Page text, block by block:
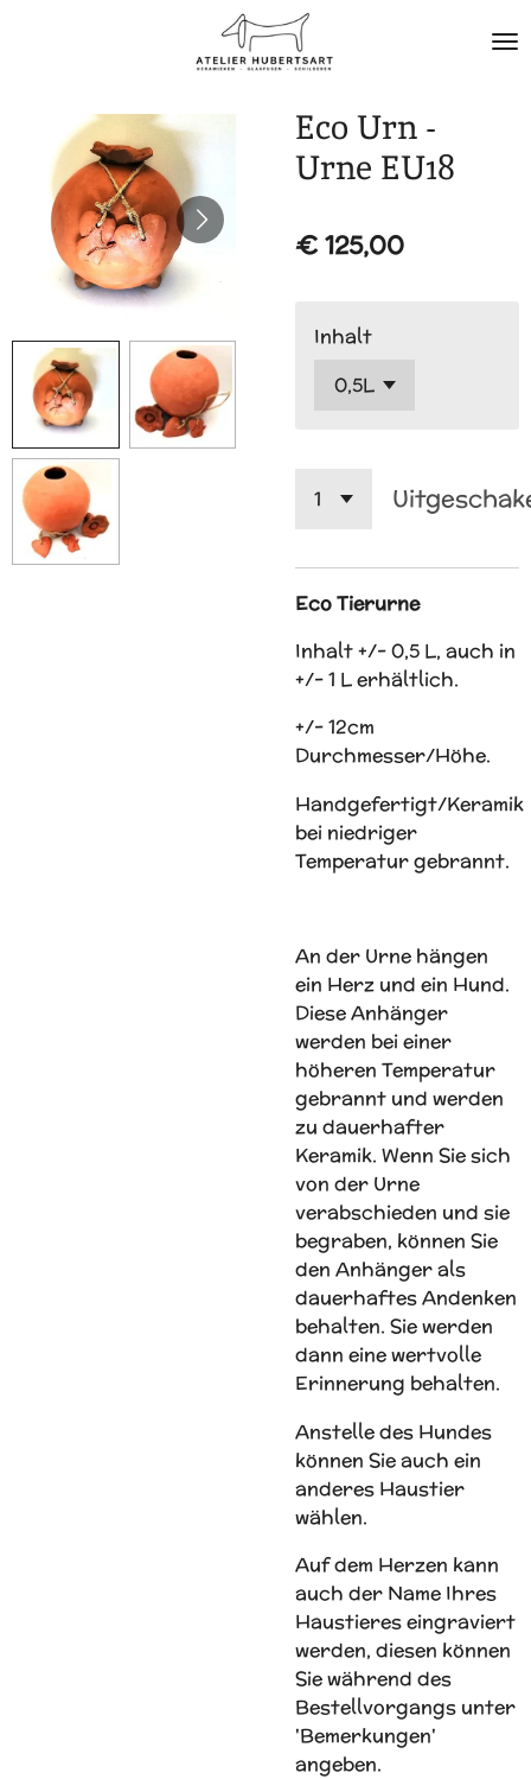
hoofdinhoud
Eco Urn -
Urne EU18
€ 125,00
Inhalt
Eco Tierurne
Inhalt +/- 0,5 L, auch in
+/- 1 L erhältlich.
+/- 12cm
Durchmesser/Höhe.
Handgefertigt/Keramik
bei niedriger
Temperatur gebrannt.
An der Urne hängen
ein Herz und ein Hund.
Diese Anhänger
werden bei einer
höheren Temperatur
gebrannt und werden
zu dauerhafter
Keramik. Wenn Sie sich
von der Urne
verabschieden und sie
begraben, können Sie
den Anhänger als
dauerhaftes Andenken
behalten. Sie werden
dann eine wertvolle
Erinnerung behalten.
Anstelle des Hundes
können Sie auch ein
anderes Haustier
wählen.
Auf dem Herzen kann
auch der Name Ihres
Haustieres eingraviert
werden, diesen können
Sie während des
Bestellvorgangs unter
'Bemerkungen'
angeben.